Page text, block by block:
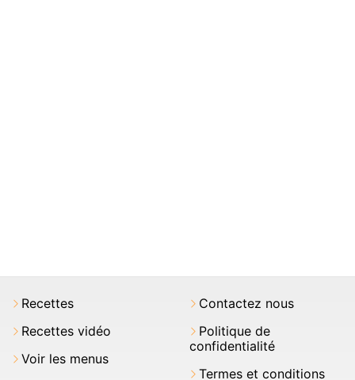
Recettes
Recettes vidéo
Voir les menus
Contactez nous
Politique de
confidentialité
Termes et conditions